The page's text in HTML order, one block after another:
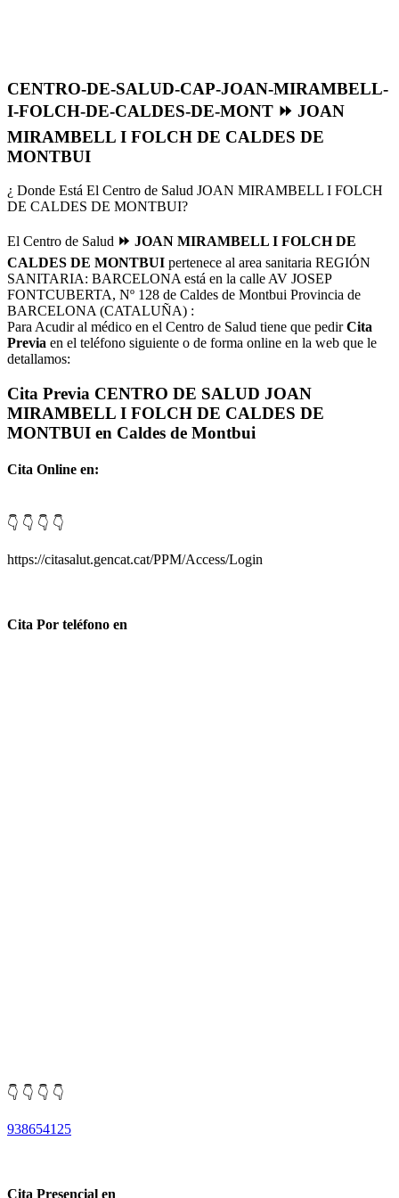
CENTRO-DE-SALUD-CAP-JOAN-MIRAMBELL-
I-FOLCH-DE-CALDES-DE-MONT ⏩ JOAN
MIRAMBELL I FOLCH DE CALDES DE
MONTBUI
¿ Donde Está El Centro de Salud JOAN MIRAMBELL I FOLCH
DE CALDES DE MONTBUI?
El Centro de Salud ⏩ JOAN MIRAMBELL I FOLCH DE
CALDES DE MONTBUI pertenece al area sanitaria REGIÓN
SANITARIA: BARCELONA está en la calle AV JOSEP
FONTCUBERTA, Nº 128 de Caldes de Montbui Provincia de
BARCELONA (CATALUÑA) :
Para Acudir al médico en el Centro de Salud tiene que pedirCita
Previa en el teléfono siguiente o de forma online en la web que le
detallamos:
Cita Previa CENTRO DE SALUD JOAN
MIRAMBELL I FOLCH DE CALDES DE
MONTBUI en Caldes de Montbui
Cita Online en:
👇 👇 👇 👇
https://citasalut.gencat.cat/PPM/Access/Login
Cita Por teléfono en
👇 👇 👇 👇
938654125
Cita Presencial en